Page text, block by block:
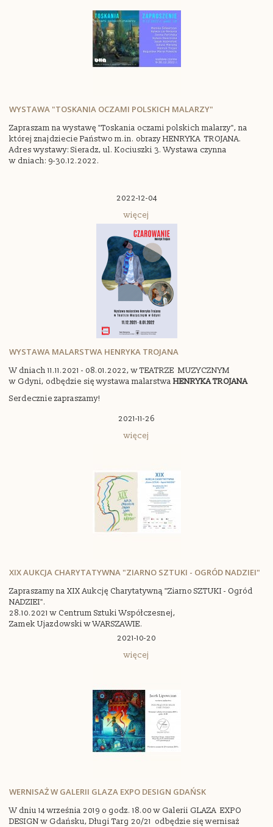
WYSTAWA "TOSKANIA OCZAMI POLSKICH MALARZY"
Zapraszam na wystawę "Toskania oczami polskich malarzy", na
której znajdziecie Państwo m.in. obrazy HENRYKA TROJANA.
Adres wystawy: Sieradz, ul. Kociuszki 3. Wystawa czynna
w dniach: 9-30.12.2022.
2022-12-04
więcej
WYSTAWA MALARSTWA HENRYKA TROJANA
W dniach 11.11.2021 - 08.01.2022, w TEATRZE MUZYCZNYM
w Gdyni, odbędzie się wystawa malarstwaHENRYKA TROJANA
Serdecznie zapraszamy!
2021-11-26
więcej
XIX AUKCJA CHARYTATYWNA "ZIARNO SZTUKI - OGRÓD NADZIEI"
Zapraszamy na XIX Aukcję Charytatywną "Ziarno SZTUKI - Ogród
NADZIEI".
28.10.2021 w Centrum Sztuki Współczesnej,
Zamek Ujazdowski w WARSZAWIE.
2021-10-20
więcej
WERNISAŻ W GALERII GLAZA EXPO DESIGN GDAŃSK
W dniu 14 września 2019 o godz. 18.00 w Galerii GLAZA EXPO
DESIGN w Gdańsku, Długi Targ 20/21 odbędzie się wernisaż